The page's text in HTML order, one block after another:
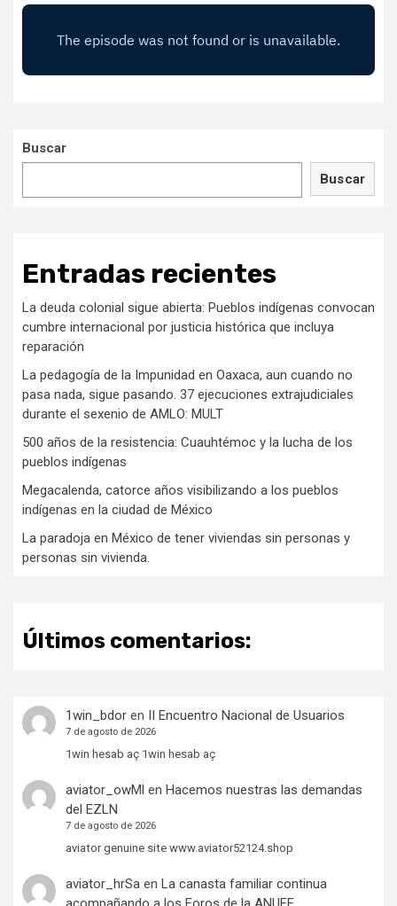
Buscar
Buscar
Entradas recientes
La deuda colonial sigue abierta: Pueblos indígenas convocan
cumbre internacional por justicia histórica que incluya
reparación
La pedagogía de la Impunidad en Oaxaca, aun cuando no
pasa nada, sigue pasando. 37 ejecuciones extrajudiciales
durante el sexenio de AMLO: MULT
500 años de la resistencia: Cuauhtémoc y la lucha de los
pueblos indígenas
Megacalenda, catorce años visibilizando a los pueblos
indígenas en la ciudad de México
La paradoja en México de tener viviendas sin personas y
personas sin vivienda.
Últimos comentarios:
1win_bdoren II Encuentro Nacional de Usuarios
7 de agosto de 2026
1win hesab aç 1win hesab aç
aviator_owMl en Hacemos nuestras las demandas
del EZLN
7 de agosto de 2026
aviator genuine site www.aviator52124.shop
aviator_hrSaen La canasta familiar continua